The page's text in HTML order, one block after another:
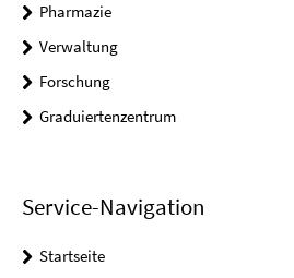
Pharmazie
Verwaltung
Forschung
Graduiertenzentrum
Service-Navigation
Startseite